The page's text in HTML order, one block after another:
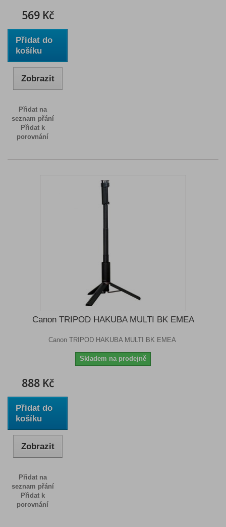
569 Kč
Přidat do
košíku
Zobrazit
Přidat na
seznam přání
Přidat k
porovnání
Canon TRIPOD HAKUBA MULTI BK EMEA
Canon TRIPOD HAKUBA MULTI BK EMEA
Skladem na prodejně
888 Kč
Přidat do
košíku
Zobrazit
Přidat na
seznam přání
Přidat k
porovnání